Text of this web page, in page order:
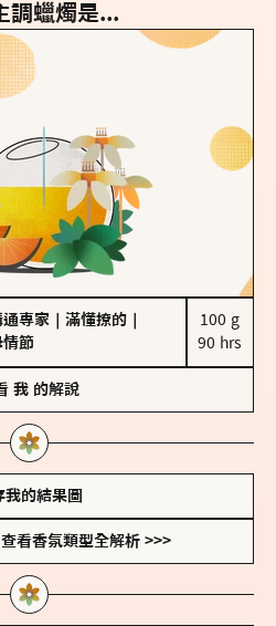
調蠟燭是...
通專家 滿懂撩的
情節
100 g
90 hrs
我 的解說
我的結果圖
查看香氛類型全解析 >>>